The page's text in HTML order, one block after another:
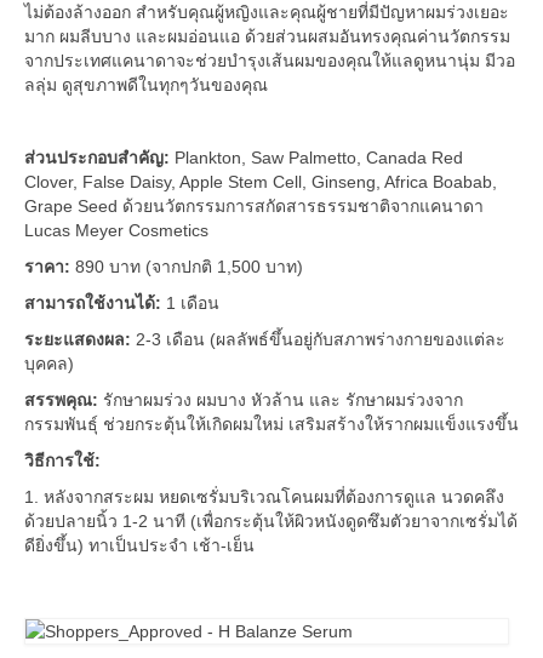
ไม่ต้องล้างออก สำหรับคุณผู้หญิงและคุณผู้ชายที่มีปัญหาผมร่วงเยอะ
มาก ผมลีบบาง และผมอ่อนแอ ด้วยส่วนผสมอันทรงคุณค่านวัตกรรม
จากประเทศแคนาดาจะช่วยบำรุงเส้นผมของคุณให้แลดูหนานุ่ม มีวอ
ลลุ่ม ดูสุขภาพดีในทุกๆวันของคุณ
ส่วนประกอบสำคัญ: Plankton, Saw Palmetto, Canada Red
Clover, False Daisy, Apple Stem Cell, Ginseng, Africa Boabab,
Grape Seed ด้วยนวัตกรรมการสกัดสารธรรมชาติจากแคนาดา
Lucas Meyer Cosmetics
ราคา: 890 บาท (จากปกติ 1,500 บาท)
สามารถใช้งานได้: 1 เดือน
ระยะแสดงผล: 2-3 เดือน (ผลลัพธ์ขึ้นอยู่กับสภาพร่างกายของแต่ละ
บุคคล)
สรรพคุณ: รักษาผมร่วง ผมบาง หัวล้าน และ รักษาผมร่วงจาก
กรรมพันธุ์ ช่วยกระตุ้นให้เกิดผมใหม่ เสริมสร้างให้รากผมแข็งแรงขึ้น
วิธีการใช้:
1. หลังจากสระผม หยดเซรั่มบริเวณโคนผมที่ต้องการดูแล นวดคลึง
ด้วยปลายนิ้ว 1-2 นาที (เพื่อกระตุ้นให้ผิวหนังดูดซึมตัวยาจากเซรั่มได้
ดียิ่งขึ้น) ทาเป็นประจำ เช้า-เย็น